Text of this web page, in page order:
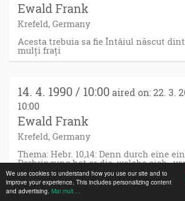
We use cookies to understand how you use our site and to
improve your experience. This includes personalizing content
and advertising. Mai mult ...
Ewald Frank
Krefeld, Germany
Acesta trebuia sa fie Întâiul născut
mulți frați
14. 4. 1990 / 10:00 aired on: 22. 3.
10:00
Ewald Frank
Krefeld, Germany
Thema: Hebr. 10,14: Denn durch eine
Darbringung hat er die, welche sich -
heiligen lassen, für immer ans Ziel